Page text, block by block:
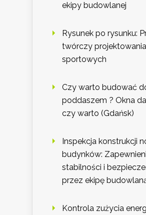
ekipy budowlanej
Rysunek po rysunku:
twórczy
sportowych
Czy warto budować
poddaszem ? Okna
czy warto (Gdańsk)
Inspekcja konstrukcji
budynków:
stabilności i
przez ekipę
Kontrola zużycia